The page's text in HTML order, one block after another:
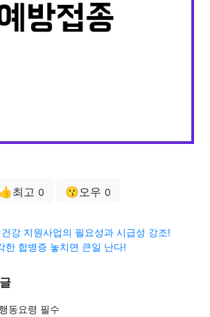
👍최고 0 😗오우 0
강 지원사업의 필요성과 시급성 강조!
한 합병증 놓치면 큰일 난다!
동요령 필수